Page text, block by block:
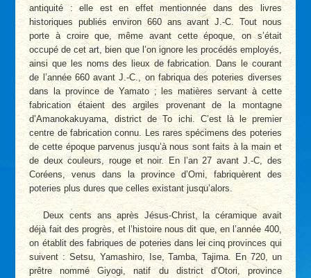
antiquité : elle est en effet mentionnée dans des livres
historiques publiés environ 660 ans avant J.-C. Tout nous
porte à croire que, même avant cette époque, on s’était
occupé de cet art, bien que l’on ignore les procédés employés,
ainsi que les noms des lieux de fabrication. Dans le courant
de l’année 660 avant J.-C., on fabriqua des poteries diverses
dans la province de Yamato ; les matières servant à cette
fabrication étaient des argiles provenant de la montagne
d’Amanokakuyama, district de To ichi. C’est là le premier
centre de fabrication connu. Les rares spécimens des poteries
de cette époque parvenus jusqu’à nous sont faits à la main et
de deux couleurs, rouge et noir. En l’an 27 avant J.-C, des
Coréens, venus dans la province d’Omi, fabriquèrent des
poteries plus dures que celles existant jusqu’alors.
Deux cents ans après Jésus-Christ, la céramique avait
déjà fait des progrès, et l’histoire nous dit que, en l’année 400,
on établit des fabriques de poteries dans lei cinq provinces qui
suivent : Setsu, Yamashiro, Ise, Tamba, Tajima. En 720, un
prêtre nommé Giyogi, natif du district d’Otori, province